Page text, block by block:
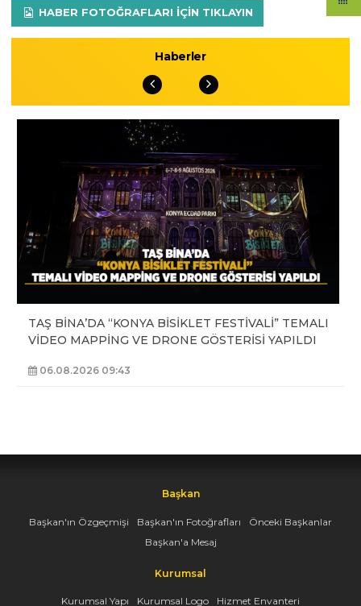
HABER FOTOĞRAFLARI IÇIN TIKLAYIN
Haberler
TAŞ BİNA’DA “KONYA BİSİKLET FESTİVALİ” TEMALI
VİDEO MAPPİNG VE DRONE GÖSTERİSİ YAPILDI
06.08.2026 09:43
Başkan
Başkan'ın Özgeçmişi Başkan'ın Fotoğrafları
Önceki Başkanlar
Başkan'a Mesaj
Kurumsal
Kurumsal Yapı Kurumsal Logo
Hizmet Envanteri